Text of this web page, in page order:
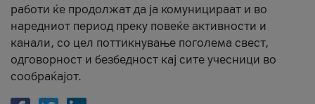
работи ќе продолжат да ја комуницираат и во
наредниот период преку повеќе активности и
канали, со цел поттикнување поголема свест,
одговорност и безбедност кај сите учесници во
сообраќајот.